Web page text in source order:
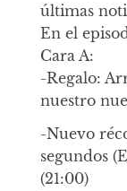
últimas
En el
Cara A:
-Regalo:
nuestro
-Nuevo
segundos
(21:00)